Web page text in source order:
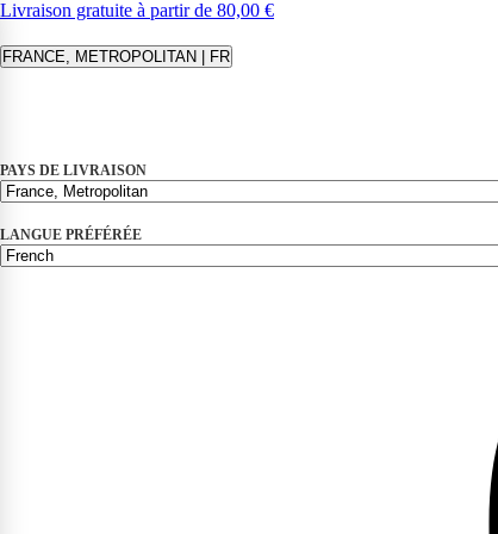
Livraison gratuite à partir de 80,00 €
FRANCE, METROPOLITAN | FR
PAYS DE LIVRAISON
LANGUE PRÉFÉRÉE